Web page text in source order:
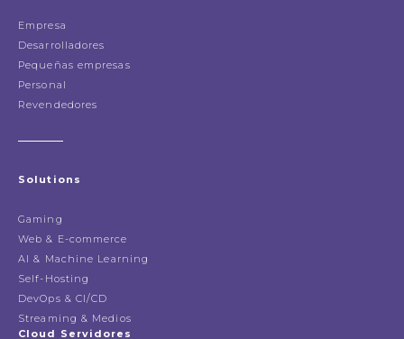
Empresa
Desarrolladores
Pequeñas empresas
Personal
Revendedores
Solutions
Gaming
Web & E-commerce
AI & Machine Learning
Self-Hosting
DevOps & CI/CD
Streaming & Medios
Cloud Servidores